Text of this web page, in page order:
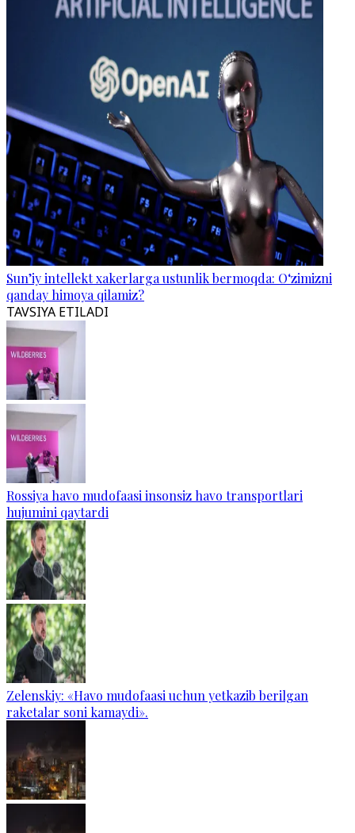
Sun’iy intellekt xakerlarga ustunlik bermoqda: O‘zimizni
qanday himoya qilamiz?
TAVSIYA ETILADI
Rossiya havo mudofaasi insonsiz havo transportlari
hujumini qaytardi
Zelenskiy: «Havo mudofaasi uchun yetkazib berilgan
raketalar soni kamaydi».